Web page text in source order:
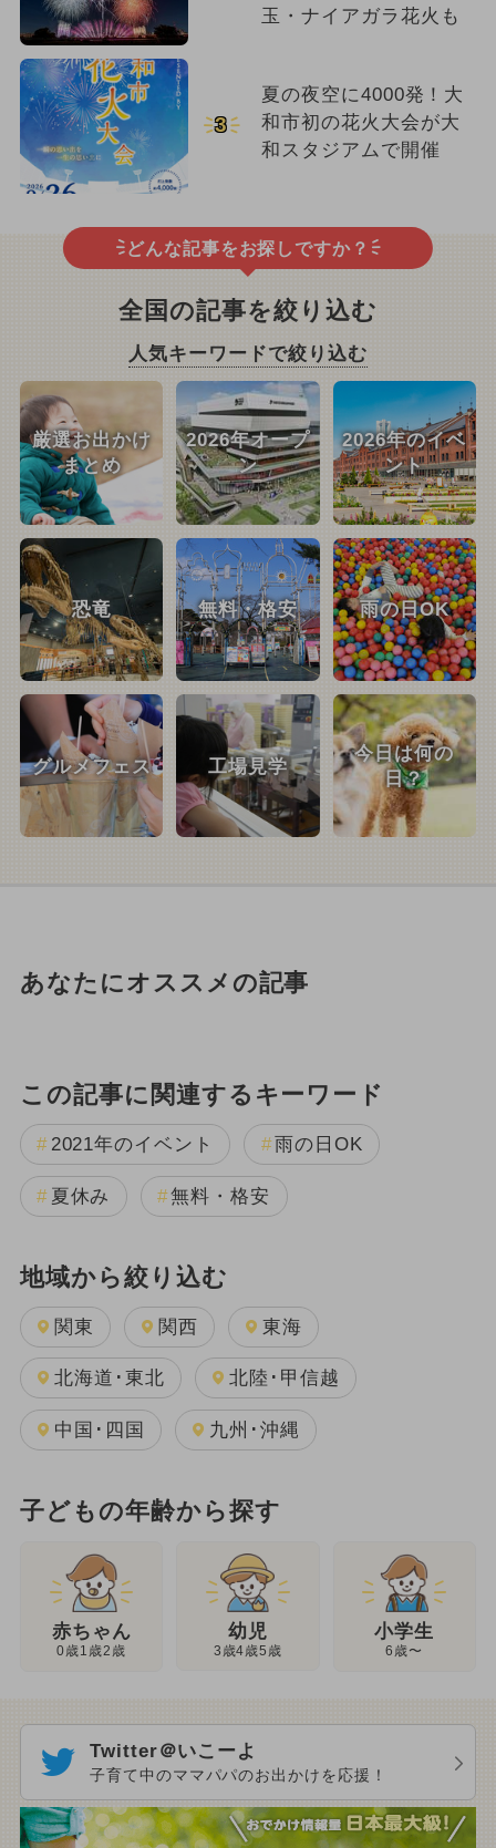
玉・ナイアガラ花火も
3
夏の夜空に4000発！大
和市初の花火大会が大
和スタジアムで開催
どんな記事をお探しですか？
全国の記事を絞り込む
人気キーワードで絞り込む
厳選お出かけ
まとめ
2026年オープ
ン
2026年のイベ
ント
恐竜 無料・格安 雨の日OK
グルメフェス 工場見学
今日は何の
日？
あなたにオススメの記事
この記事に関連するキーワード
2021年のイベント 雨の日OK
夏休み 無料・格安
地域から絞り込む
関東 関西 東海
北海道･東北 北陸･甲信越
中国･四国 九州･沖縄
子どもの年齢から探す
赤ちゃん
0歳1歳2歳
幼児
3歳4歳5歳
小学生
6歳〜
Twitter＠いこーよ
子育て中のママパパのお出かけを応援！